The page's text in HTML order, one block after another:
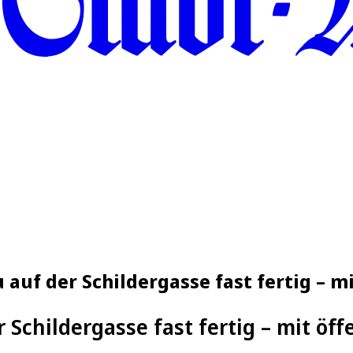
auf der Schildergasse fast fertig –
Schildergasse fast fertig – mit